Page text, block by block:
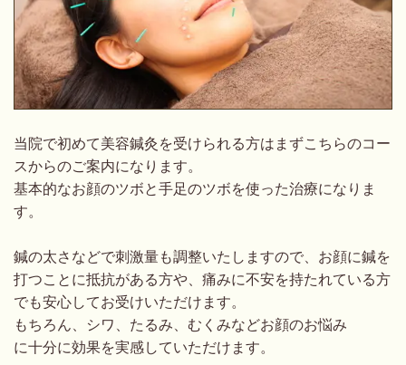
当院で初めて美容鍼灸を受けられる方はまずこちらのコー
スからのご案内になります。
基本的なお顔のツボと手足のツボを使った治療になりま
す。
鍼の太さなどで刺激量も調整いたしますので、お顔に鍼を
打つことに抵抗がある方や、痛みに不安を持たれている方
でも安心してお受けいただけます。
もちろん、
シワ、たるみ、むくみなどお顔のお悩み
に十分に効果を実感していただけます。